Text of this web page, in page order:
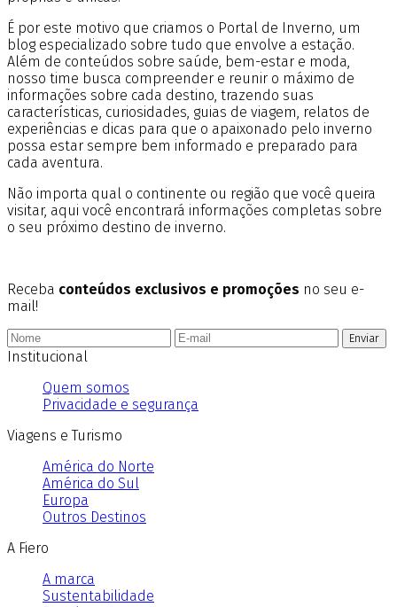
É por este motivo que criamos o Portal de Inverno, um
blog especializado sobre tudo que envolve a estação.
Além de conteúdos sobre saúde, bem-estar e moda,
nosso time busca compreender e reunir o máximo de
informações sobre cada destino, trazendo suas
características, curiosidades, guias de viagem, relatos de
experiências e dicas para que o apaixonado pelo inverno
possa estar sempre bem informado e preparado para
cada aventura.
Não importa qual o continente ou região que você queira
visitar, aqui você encontrará informações completas sobre
o seu próximo destino de inverno.
Receba conteúdos exclusivos e promoções no seu e-
mail!
Enviar
Institucional
Quem somos
Privacidade e segurança
Viagens e Turismo
América do Norte
América do Sul
Europa
Outros Destinos
A Fiero
A marca
Sustentabilidade